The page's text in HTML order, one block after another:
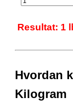
Resultat: 1
Hvordan
Kilogram